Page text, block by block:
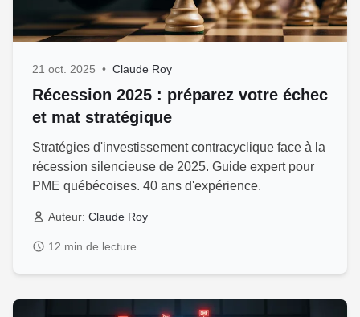
21 oct. 2025 • Claude Roy
Récession 2025 : préparez votre échec
et mat stratégique
Stratégies d'investissement contracyclique face à la
récession silencieuse de 2025. Guide expert pour
PME québécoises. 40 ans d'expérience.
Auteur: Claude Roy
12 min de lecture